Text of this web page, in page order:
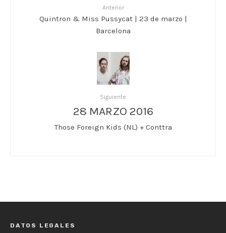
Anterior
Quintron & Miss Pussycat | 23 de marzo |
Barcelona
Siguiente
28 MARZO 2016
Those Foreign Kids (NL) + Conttra
DATOS LEGALES